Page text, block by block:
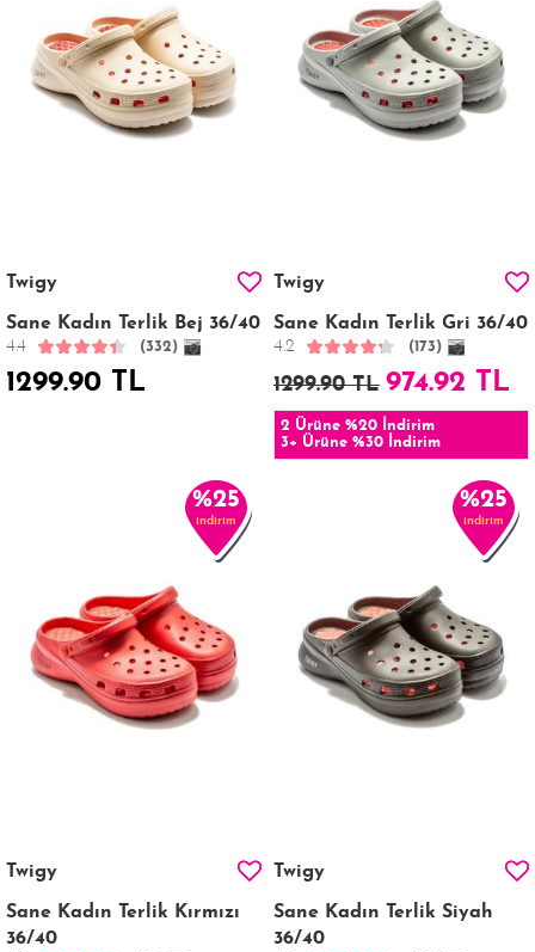
Twigy
Sane Kadın Terlik Bej 36/40
4.4 (332)
1299.90 TL
Twigy
Sane Kadın Terlik Gri 36/40
4.2 (173)
1299.90 TL 974.92 TL
2 Ürüne %20 İndirim
3+ Ürüne %30 İndirim
%25
indirim
Twigy
Sane Kadın Terlik Kırmızı
36/40
%25
indirim
Twigy
Sane Kadın Terlik Siyah
36/40